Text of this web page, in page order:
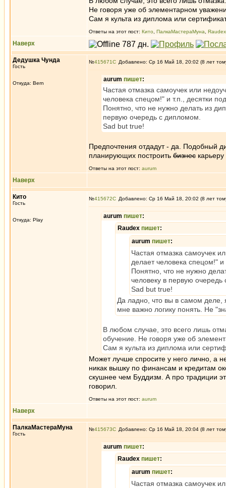
Не говоря уже об элементарном
Сам я культа из диплома или
Ответы на этот пост: Кито ПалкаМастераМуна Raudex
Наверх
Дедушка Чунда
Гость
Откуда: Bern
№415671 Добавлено: Ср 16 Май 18, 20:02 (8 лет
aurum пишет:
Частая отмазка самоучек или
человека спецом!" и т.п., десятки
Понятно, что не нужно делать из
первую очередь с дипломом.
Sad but true!
Предпочтения отдадут - да. Подобный
планирующих построить бизнес карьеру
Ответы на этот пост: aurum
Наверх
Кито
Гость
Откуда: Play
№415672 Добавлено: Ср 16 Май 18, 20:02 (8 лет
aurum пишет:
Raudex пишет:
aurum пишет:
Частая отмазка самоучек
делает человека спецом!"
Понятно, что не нужно
человеку в первую
Sad but true!
Да ладно, что вы в самом деле,
мне важно логику понять. Не
В любом случае, это всего лишь
обучение. Не говоря уже об
Сам я культа из диплома или
Может лучше спросите у него лично, а
никак вышку по финансам и кредитам
скушнее чем Буддизм. А про традиции
говорил.
Ответы на этот пост: aurum
Наверх
ПалкаМастераМуна
Гость
№415673 Добавлено: Ср 16 Май 18, 20:04 (8 лет
aurum пишет:
Raudex пишет:
aurum пишет:
Частая отмазка самоучек